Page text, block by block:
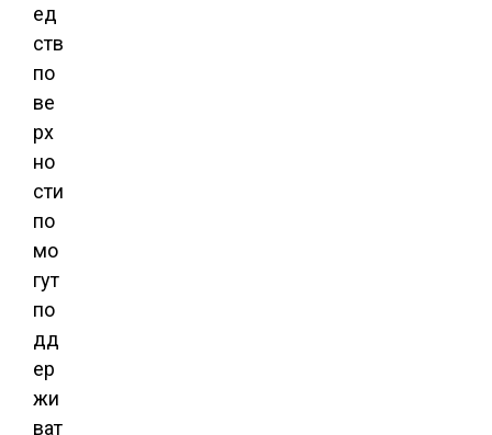
ед
ств
по
ве
рх
но
сти
по
мо
гут
по
дд
ер
жи
ват